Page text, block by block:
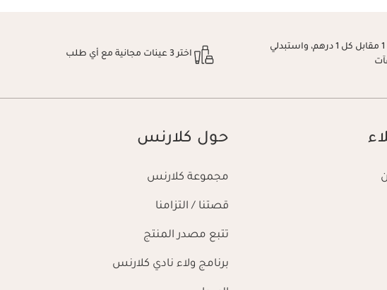
اكسبِي نقطة 1 مقابل كل 1 درهم، واستبدلي
اختر 3 عينات مجانية مع أي طلب
حول كلارنس
مجموعة كلارنس
قصتنا / التزامنا
تتبع مصدر المنتج
برنامج ولاء نادي كلارنس